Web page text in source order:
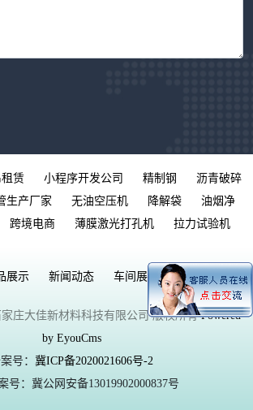
赁 小程序开发公司 精制钢
沥青破碎
生产厂家 无油空压机 降解袋
油烟净
跨境电商 薄膜激光打孔机 拉力试验机
展示 新闻动态 车间展示 联系我们
庄大佳新材料科技有限公司 版权所有Powered
by EyouCms
号： 冀ICP备2020021606号-2
号：冀公网安备13019902000837号